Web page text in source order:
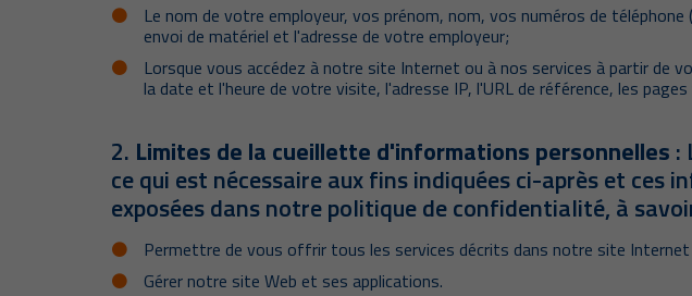
Le nom de votre employeur, vos prénom, nom, vos numéros de
envoi de matériel et l'adresse de votre employeur;
Lorsque vous accédez à notre site Internet ou à nos services à partir de
la date et l'heure de votre visite, l'adresse IP, l'URL de référence, les
2. Limites de la cueillette d'informations personnelles :
ce qui est nécessaire aux fins indiquées ci-après et
exposées dans notre politique de confidentialité, à
Permettre de vous offrir tous les services décrits dans notre site Internet
Gérer notre site Web et ses applications.